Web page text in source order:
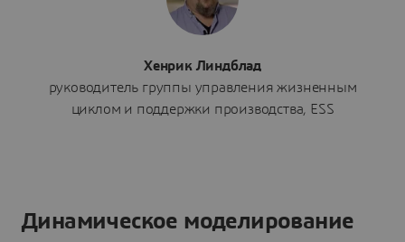
Хенрик Линдблад
руководитель группы управления жизненным
циклом и поддержки производства, ESS
Динамическое моделирование